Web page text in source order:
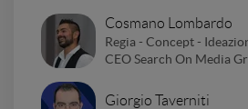
Cosmano Lombardo
Regia - Concept -
CEO Search On Media
Giorgio Taverniti